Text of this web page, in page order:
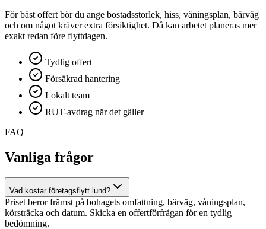
För bäst offert bör du ange bostadsstorlek, hiss, våningsplan, bärväg
och om något kräver extra försiktighet. Då kan arbetet planeras mer
exakt redan före flyttdagen.
Tydlig offert
Försäkrad hantering
Lokalt team
RUT-avdrag när det gäller
FAQ
Vanliga frågor
Vad kostar företagsflytt lund?
Priset beror främst på bohagets omfattning, bärväg, våningsplan,
körsträcka och datum. Skicka en offertförfrågan för en tydlig
bedömning.